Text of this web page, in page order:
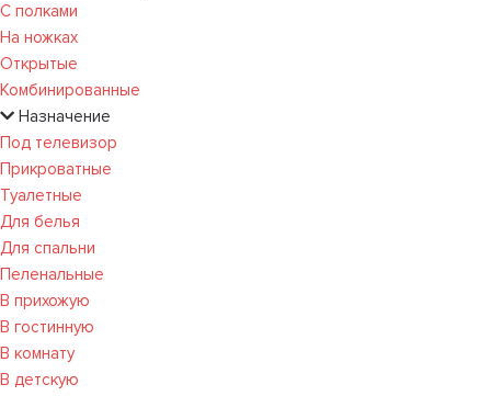
С полками
На ножках
Открытые
Комбинированные
Назначение
Под телевизор
Прикроватные
Туалетные
Для белья
Для спальни
Пеленальные
В прихожую
В гостинную
В комнату
В детскую